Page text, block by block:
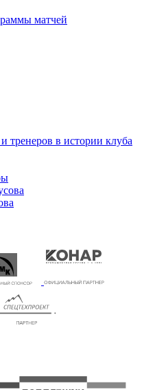
матчей
тренеров в истории клуба